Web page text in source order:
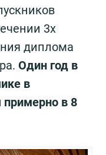
3х
диплома
Один год в
в
примерно в 8